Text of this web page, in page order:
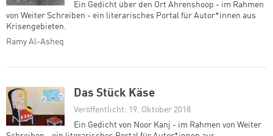
Ein Gedicht über den Ort Ahrenshoop - im Rahmen
von Weiter Schreiben - ein literarisches Portal für Autor*innen aus
Krisengebieten.
Ramy Al-Asheq
Das Stück Käse
Veröffentlicht: 19. Oktober 2018
Ein Gedicht von Noor Kanj - im Rahmen von Weiter